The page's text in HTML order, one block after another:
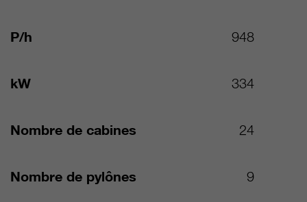
P/h 948
kW 334
Nombre de cabines 24
Nombre de pylônes 9